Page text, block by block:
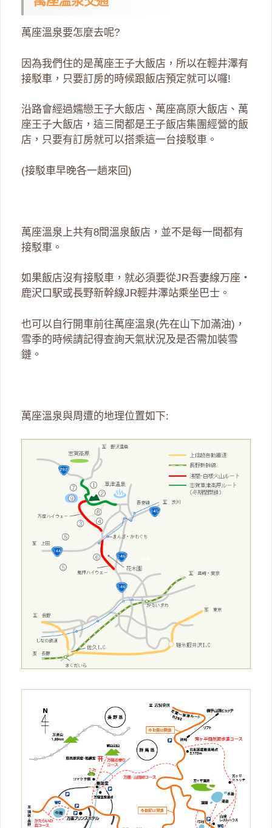
萬座溫泉要怎麼去呢?
因為我們住的是萬座王子大飯店，所以在輕井澤有
接駁車，只要訂房的時候跟飯店預定就可以囉!
沿路會經過嬬戀王子大飯店、萬座高原大飯店、萬
座王子大飯店，這三間都是王子飯店集團經營的飯
店，只要有訂房就可以搭乘這一台接駁車。
(接駁車早晚各一趟來回)
萬座溫泉上共有8間溫泉飯店，並不是每一間都有
接駁車。
如果飯店沒有接駁車，就必須要從JR吾妻線万座・
鹿沢口駅或長野新幹線JR輕井澤站乘坐巴士。
也可以自行開車前往萬座溫泉(先在山下加滿油)，
雪季的時候請記得查詢天氣狀況及是否需加裝雪
鏈。
萬座溫泉與周遭的地理位置如下: